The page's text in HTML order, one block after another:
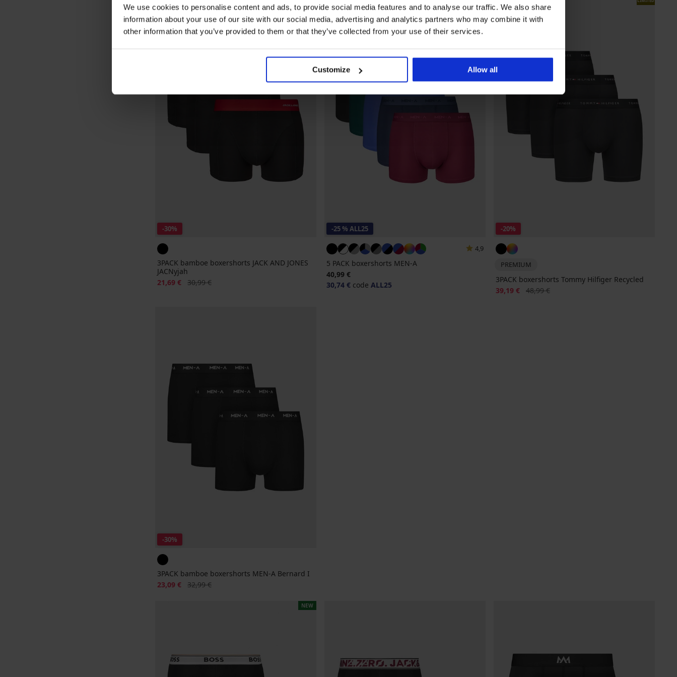
We use cookies to personalise content and ads, to provide social media features and to analyse our traffic. We also share
information about your use of our site with our social media, advertising and analytics partners who may combine it with
other information that you’ve provided to them or that they’ve collected from your use of their services.
Customize Allow all
-30%
3PACK bamboe boxershorts JACK AND JONES
JACNyjah
Korting
21,69 € Oorspronkelijke prijs
30,99 €
-25 % ALL25
4,9
5 PACK boxershorts MEN-A
40,99 €
30,74 €code ALL25
-20%
PREMIUM
3PACK boxershorts Tommy Hilfiger Recycled
Korting
39,19 € Oorspronkelijke prijs
48,99 €
-30%
3PACK bamboe boxershorts MEN-A Bernard I
Korting
23,09 € Oorspronkelijke prijs
32,99 €
NEW